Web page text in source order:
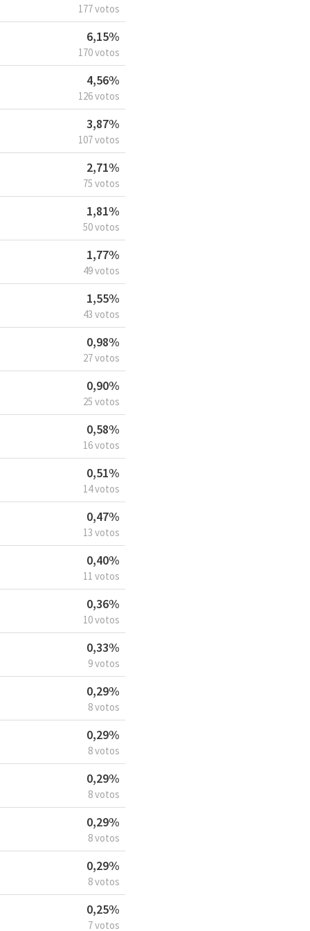
177 votos
6,15%
170 votos
4,56%
126 votos
3,87%
107 votos
2,71%
75 votos
1,81%
50 votos
1,77%
49 votos
1,55%
43 votos
0,98%
27 votos
0,90%
25 votos
0,58%
16 votos
0,51%
14 votos
0,47%
13 votos
0,40%
11 votos
0,36%
10 votos
0,33%
9 votos
0,29%
8 votos
0,29%
8 votos
0,29%
8 votos
0,29%
8 votos
0,29%
8 votos
0,25%
7 votos